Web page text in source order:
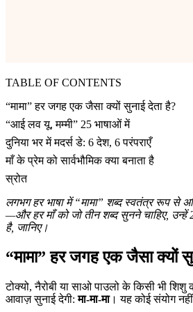
TABLE OF CONTENTS
“मामा” हर जगह एक जैसा क्यों सुनाई देता है?
“आई लव यू, मम्मी” 25 भाषाओं में
दुनिया भर में मदर्स डे: 6 देश, 6 परंपराएँ
माँ के प्रेम को सार्वभौमिक क्या बनाता है
स्रोत
लगभग हर भाषा में “मामा” शब्द स्वतंत्र रूप से
—और हर माँ को जो तीन शब्द सुनने चाहिए, उन्हें
है, जानिए।
“मामा” हर जगह एक जैसा क्यों
टोक्यो, नैरोबी या साओ पाउलो के किसी भी
आवाज़ सुनाई देगी:मा-मा-मा। यह कोई संयोग